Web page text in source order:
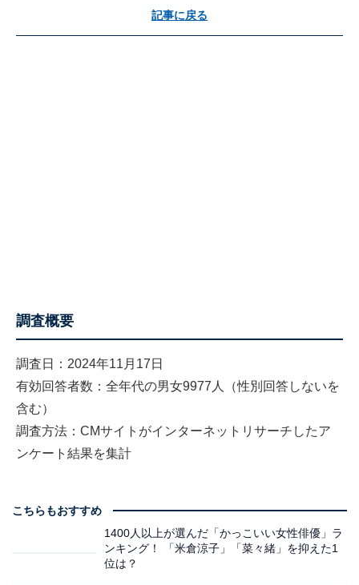
記事に戻る
調査概要
調査日：2024年11月17日
有効回答者数：全年代の男女9977人（性別回答しないを
含む）
調査方法：CMサイトがインターネットリサーチしたア
ンケート結果を集計
こちらもおすすめ
1400人以上が選んだ「かっこいい女性俳優」ラ
ンキング！ 「米倉涼子」「菜々緒」を抑えた1
位は？